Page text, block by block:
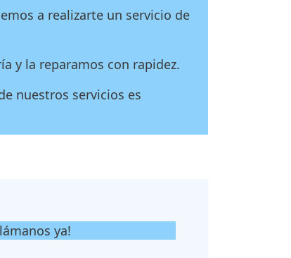
a realizarte un servicio de
y la reparamos con rapidez.
nuestros servicios es
ya!